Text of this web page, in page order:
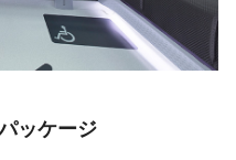
ッケージ